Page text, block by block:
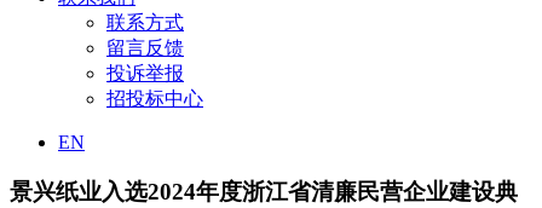
联系方式
留言反馈
投诉举报
招投标中心
EN
景兴纸业入选2024年度浙江省清廉民营企业建设典